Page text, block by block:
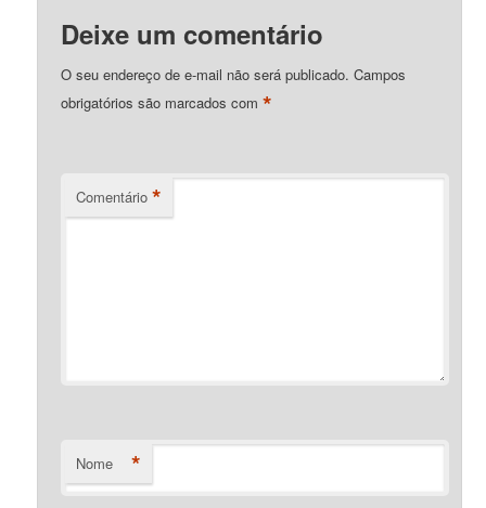
Deixe um comentário
O seu endereço de e-mail não será publicado. Campos
obrigatórios são marcados com*
Comentário *
Nome *